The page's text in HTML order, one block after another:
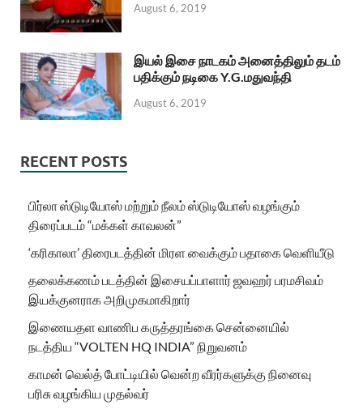
August 6, 2019
இயல் இசை நாடகம் அனைத்திலும் தடம்
பதிக்கும் நடிகை Y.G.மதுவந்தி
August 6, 2019
RECENT POSTS
பிர்லா ஸ்டுடியோஸ் மற்றும் நீலம் ஸ்டுடியோஸ் வழங்கும்
திரைப்படம் “மக்கள் காவலன்”
‘கரிகாலா’ திரைபடத்தின் மிரள வைக்கும் பதாகை வெளியீடு
தலைக்கணம் படத்தின் இசையப்பாளார் ஜவஹர் பரமசிவம்
இயக்குனராக அறிமுகமாகிறார்
இணையதள வாணிப கருத்தரங்கை சென்னையில்
நடத்திய “VOLTEN HQ INDIA” நிறுவனம்
காமன் வெல்த் போட்டியில் வென்ற வீரர்களுக்கு நினைவு
பரிசு வழங்கிய முதல்வர்